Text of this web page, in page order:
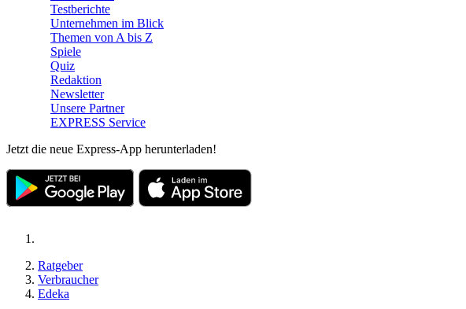
Testberichte
Unternehmen im Blick
Themen von A bis Z
Spiele
Quiz
Redaktion
Newsletter
Unsere Partner
EXPRESS Service
Jetzt die neue Express-App herunterladen!
Ratgeber
Verbraucher
Edeka